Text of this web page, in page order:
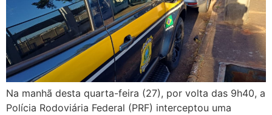
Na manhã desta quarta-feira (27), por volta das 9h40, a
Polícia Rodoviária Federal (PRF) interceptou uma